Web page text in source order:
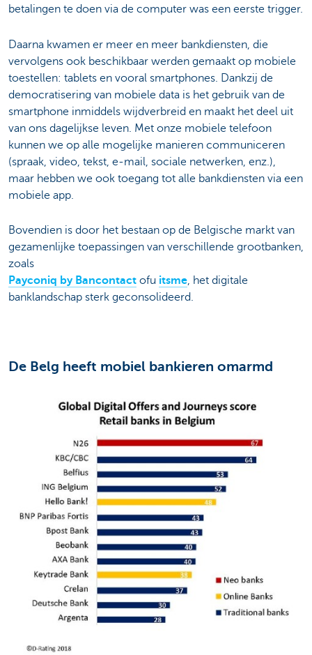
betalingen te doen via de computer was een eerste trigger.
Daarna kwamen er meer en meer bankdiensten, die
vervolgens ook beschikbaar werden gemaakt op mobiele
toestellen: tablets en vooral smartphones. Dankzij de
democratisering van mobiele data is het gebruik van de
smartphone inmiddels wijdverbreid en maakt het deel uit
van ons dagelijkse leven. Met onze mobiele telefoon
kunnen we op alle mogelijke manieren communiceren
(spraak, video, tekst, e-mail, sociale netwerken, enz.),
maar hebben we ook toegang tot alle bankdiensten via een
mobiele app.
Bovendien is door het bestaan op de Belgische markt van
gezamenlijke toepassingen van verschillende grootbanken,
zoals
Payconiq by Bancontact ofu itsme, het digitale
banklandschap sterk geconsolideerd.
De Belg heeft mobiel bankieren omarmd